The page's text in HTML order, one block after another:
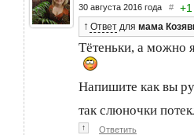
30 августа 2016 года # +1
↑ Ответ для мама
Тётеньки, а можно
Напишите как вы
так слюночки
↑ Ответить